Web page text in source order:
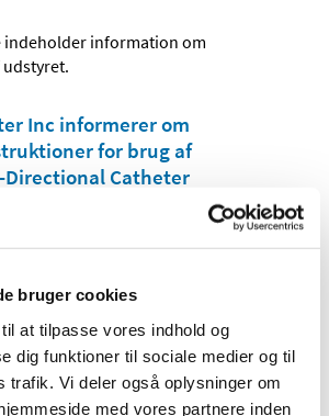
bruger cookies
at tilpasse vores indhold og
dig funktioner til sociale medier og til
trafik. Vi deler også oplysninger om
med vores partnere inden
indeholder information om
Inc informerer om
for brug af
Directional Catheter
information om en
der kræver korrektion og